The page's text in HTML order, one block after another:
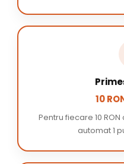
10
Pentru fiecare 10
automat 1